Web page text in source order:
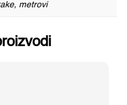
metrovi